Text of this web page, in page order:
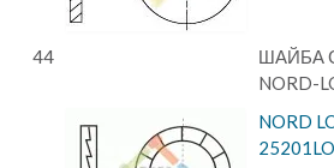
44
ШАЙБА
NORD-
NORD